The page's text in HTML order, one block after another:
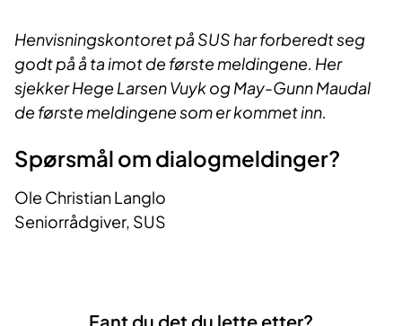
Henvisningskontoret på SUS har forberedt seg
godt på å ta imot de første meldingene. Her
sjekker Hege Larsen Vuyk og May-Gunn Maudal
de første meldingene som er kommet inn.
Spørsmål om dialogmeldinger?
Ole Christian Langlo
Seniorrådgiver, SUS
Fant du det du lette etter?